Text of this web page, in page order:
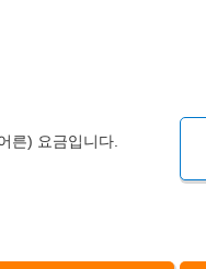
른) 요금입니다.